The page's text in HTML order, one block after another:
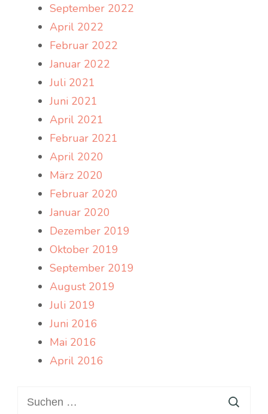
September 2022
April 2022
Februar 2022
Januar 2022
Juli 2021
Juni 2021
April 2021
Februar 2021
April 2020
März 2020
Februar 2020
Januar 2020
Dezember 2019
Oktober 2019
September 2019
August 2019
Juli 2019
Juni 2016
Mai 2016
April 2016
nach: